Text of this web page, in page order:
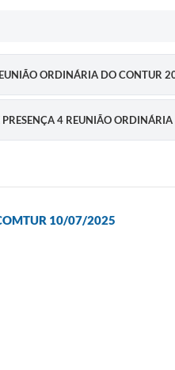
ORDINÁRIA DO CONTUR
PRESENÇA 4 REUNIÃO
10/07/2025